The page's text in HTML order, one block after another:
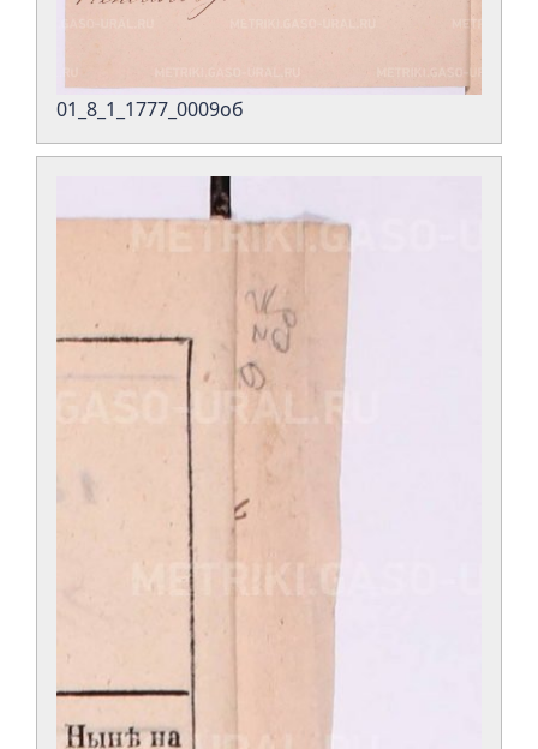
01_8_1_1777_0009об